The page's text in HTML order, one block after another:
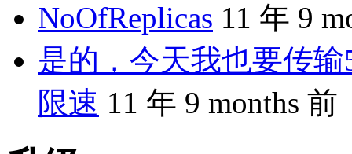
NoOfReplicas 11 年 9
是的，今天我也要传
限速 11 年 9 months 前